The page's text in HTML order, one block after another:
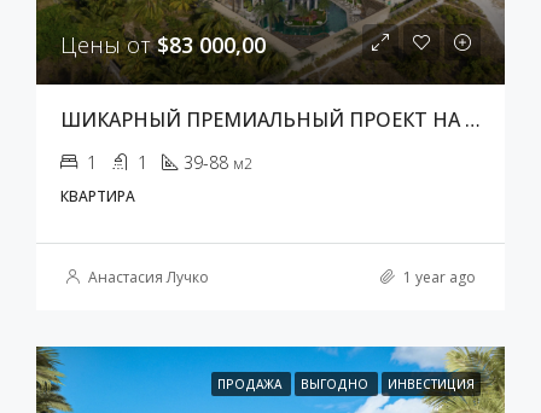
Цены от$83 000,00
ШИКАРНЫЙ ПРЕМИАЛЬНЫЙ ПРОЕКТ НА ЗАНЗИБАРЕ
1 1 39-88 м2
КВАРТИРА
Анастасия Лучко 1 year ago
ПРОДАЖА ВЫГОДНО ИНВЕСТИЦИЯ